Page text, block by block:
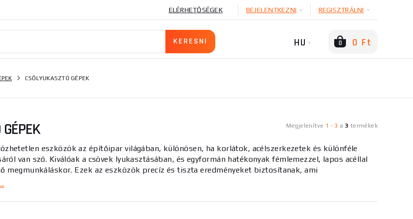
ELÉRHETŐSÉGEK BEJELENTKEZNI REGISZTRÁLNI
HU 0 0 Ft
CSŐLYUKASZTÓ GÉPEK
Megjelenítve 1 - 3 a 3 termékek
eszközök az építőipar világában, különösen, ha korlátok, acélszerkezetek és különféle
van szó. Kiválóak a csövek lyukasztásában, és egyformán hatékonyak fémlemezzel, lapos acéllal
megmunkáláskor. Ezek az eszközök precíz és tiszta eredményeket biztosítanak, ami
és biztonságos szerkezetek létrehozásához.